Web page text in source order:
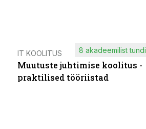
IT KOOLITUS
Muutuste juhtimise koolitus -
praktilised tööriistad
8 akadeemilist tundi